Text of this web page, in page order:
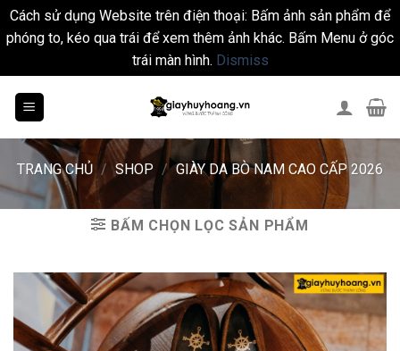
Cách sử dụng Website trên điện thoại: Bấm ảnh sản phẩm để
phóng to, kéo qua trái để xem thêm ảnh khác. Bấm Menu ở góc
trái màn hình. Dismiss
TRANG CHỦ / SHOP / GIÀY DA BÒ NAM CAO CẤP 2026
BẤM CHỌN LỌC SẢN PHẨM